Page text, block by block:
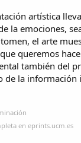
artística
la emociones,
el arte
queremos
también del
de la información
en eprints.ucm.es